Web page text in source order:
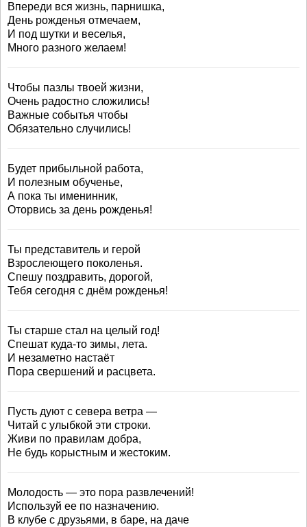
Впереди вся жизнь, парнишка,
День рожденья отмечаем,
И под шутки и веселья,
Много разного желаем!
Чтобы пазлы твоей жизни,
Очень радостно сложились!
Важные событья чтобы
Обязательно случились!
Будет прибыльной работа,
И полезным обученье,
А пока ты именинник,
Оторвись за день рожденья!
Ты представитель и герой
Взрослеющего поколенья.
Спешу поздравить, дорогой,
Тебя сегодня с днём рожденья!
Ты старше стал на целый год!
Спешат куда-то зимы, лета.
И незаметно настаёт
Пора свершений и расцвета.
Пусть дуют с севера ветра —
Читай с улыбкой эти строки.
Живи по правилам добра,
Не будь корыстным и жестоким.
Молодость — это пора развлечений!
Используй ее по назначению.
В клубе с друзьями, в баре, на даче